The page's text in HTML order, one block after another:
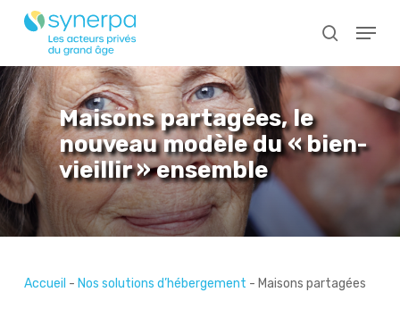
content
search
Menu
Maisons partagées, le
nouveau modèle du « bien-
vieillir » ensemble
Accueil - Nos solutions d’hébergement - Maisons partagées